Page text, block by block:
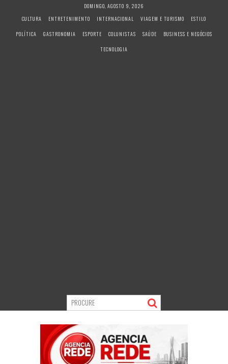
DOMINGO, AGOSTO 9, 2026
CULTURA
ENTRETENIMENTO INTERNACIONAL VIAGEM E TURISMO
ESTILO
POLÍTICA
GASTRONOMIA ESPORTE COLUNISTAS SAÚDE
BUSINESS E NEGÓCIOS
TECNOLOGIA